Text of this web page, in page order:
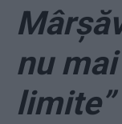
nu
limite”